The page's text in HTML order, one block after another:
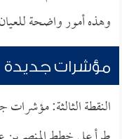
وهذه أمور واضحة
مؤشرات جديدة
النقطة الثالثة: